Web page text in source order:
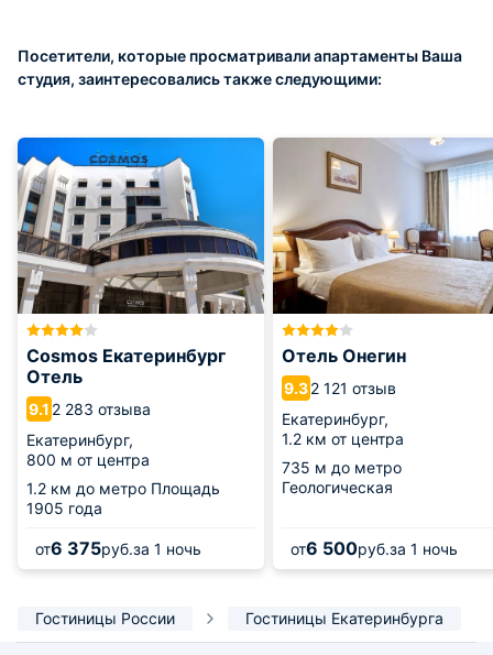
Посетители, которые просматривали апартаменты Ваша
студия, заинтересовались также следующими:
Cosmos Екатеринбург
Отель
9.1 2 283 отзыва
Екатеринбург,
800 м от центра
1.2 км до метро Площадь
1905 года
от6 375руб.за 1 ночь
Отель Онегин
9.32 121 отзыв
Екатеринбург,
1.2 км от центра
735 м до метро
Геологическая
от6 500руб.за 1 ночь
Гостиницы России Гостиницы Екатеринбурга